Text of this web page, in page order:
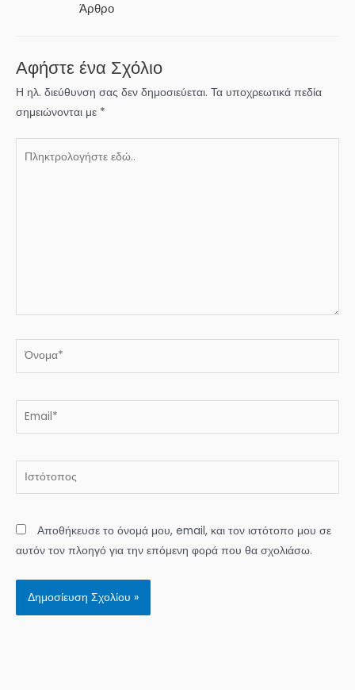
Άρθρο
Αφήστε ένα Σχόλιο
Η ηλ. διεύθυνση σας δεν δημοσιεύεται. Τα υποχρεωτικά πεδία
σημειώνονται με *
Όνομα*
Email*
Ιστότοπος
Αποθήκευσε το όνομά μου, email, και τον ιστότοπο μου σε
αυτόν τον πλοηγό για την επόμενη φορά που θα σχολιάσω.